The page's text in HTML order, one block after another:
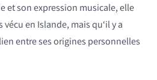
et son expression musicale, elle
vécu en Islande, mais qu‘il y a
entre ses origines personnelles